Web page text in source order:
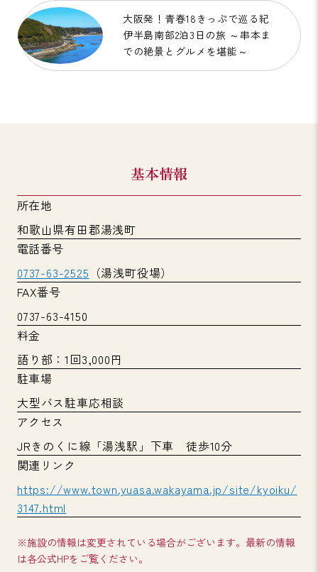
大阪発！青春18きっぷで巡る紀
伊半島南部2泊3日の旅 ～串本ま
での絶景とグルメを堪能～
基本情報
所在地
和歌山県有田郡湯浅町
電話番号
0737-63-2525 （湯浅町役場）
FAX番号
0737-63-4150
料金
語り部：1回3,000円
駐車場
大型バス駐車応相談
アクセス
JRきのくに線「湯浅駅」下車 徒歩10分
関連リンク
https://www.town.yuasa.wakayama.jp/site/kyoiku/
3147.html
※施設の情報は変更されている場合がございます。最新の情報
は各公式HPをご覧ください。